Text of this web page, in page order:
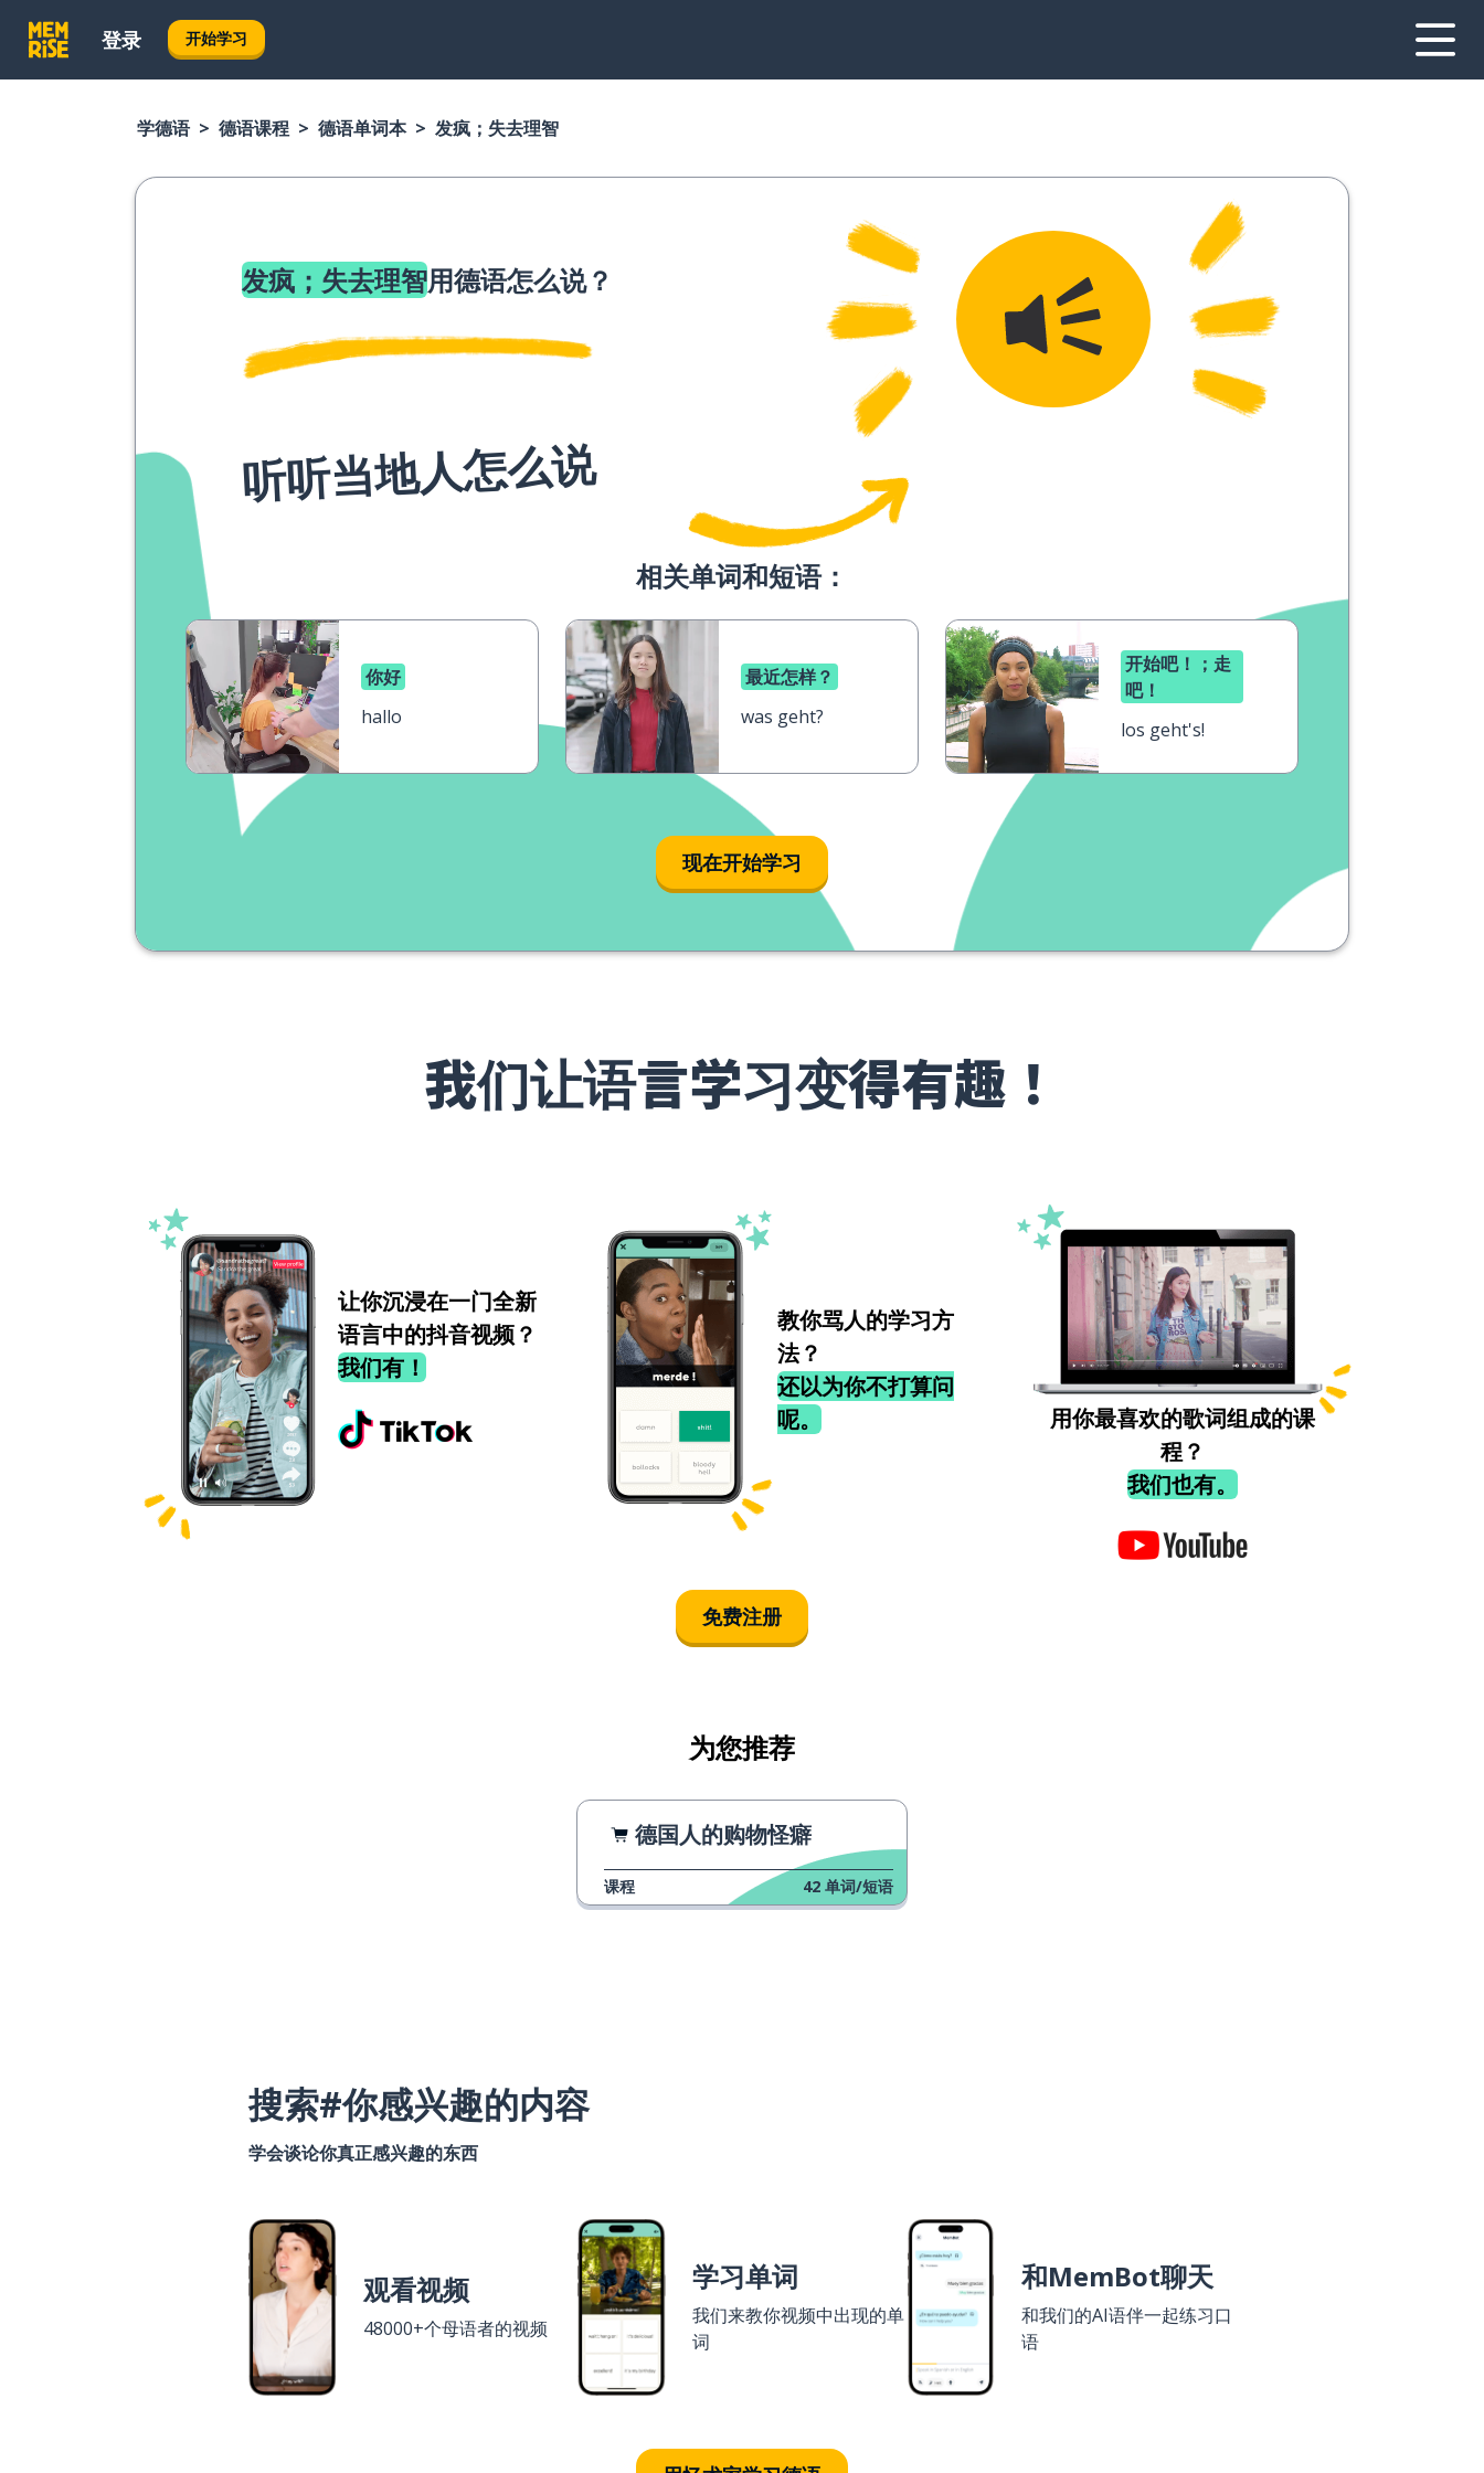
登录 开始学习
学德语 德语课程 德语单词本 发疯；失去理智
发疯；失去理智用德语怎么说？
听听当地人怎么说
相关单词和短语：
你好
hallo
最近怎样？
was geht?
开始吧！；走
吧！
los geht's!
现在开始学习
我们让语言学习变得有趣！
让你沉浸在一门全新
语言中的抖音视频？
我们有！
教你骂人的学习方
法？
还以为你不打算问
呢。
用你最喜欢的歌词组成的课
程？
我们也有。
免费注册
为您推荐
德国人的购物怪癖
课程 42 单词/短语
搜索#你感兴趣的内容
学会谈论你真正感兴趣的东西
观看视频
48000+个母语者的视频
学习单词
我们来教你视频中出现的单
词
和MemBot聊天
和我们的AI语伴一起练习口
语